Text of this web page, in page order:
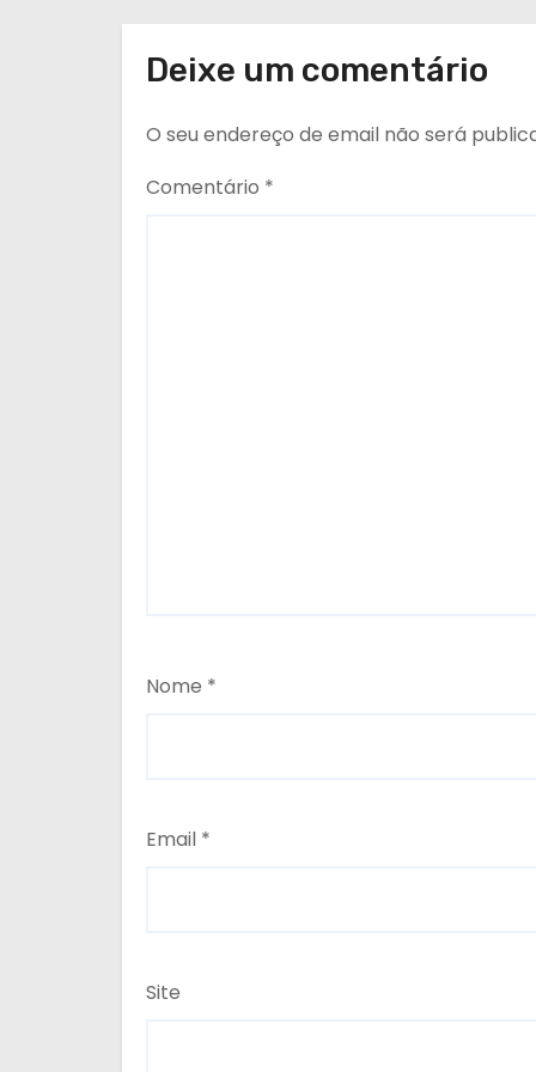
o
Deixe um comentário
O seu endereço de email não será
Comentário *
Nome *
Email *
Site